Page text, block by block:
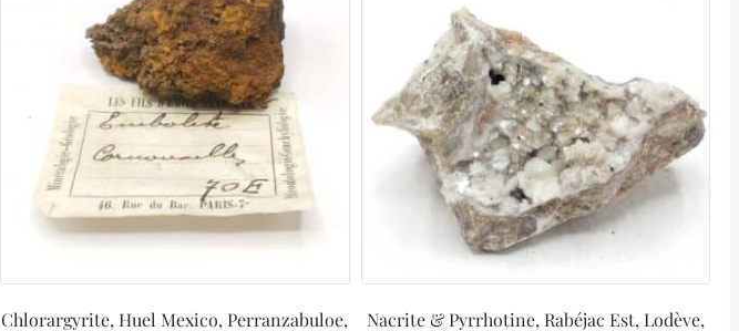
Chlorargyrite, Huel Mexico, Perranzabuloe,
Nacrite & Pyrrhotine, Rabéjac Est, Lodève,